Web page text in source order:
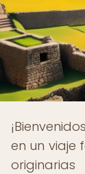
en un viaje